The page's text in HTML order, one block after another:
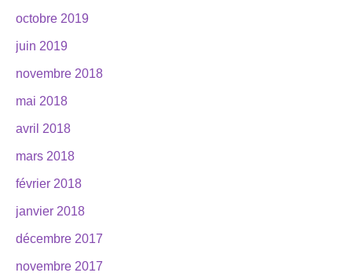
octobre 2019
juin 2019
novembre 2018
mai 2018
avril 2018
mars 2018
février 2018
janvier 2018
décembre 2017
novembre 2017